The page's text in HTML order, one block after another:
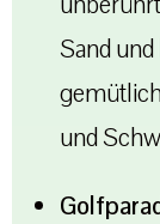
Sand
und